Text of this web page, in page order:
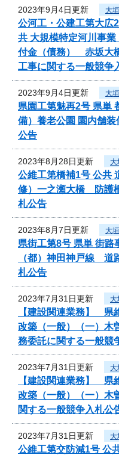
2023年9月4日更新 大
公河工・公建工第大広
共 大規模特定河川事
付金（債務） 赤坂大
工事に関する一般競争
2023年9月4日更新 大
県園工第魅再2号 県単
備）養老公園 園内舗
公告
2023年8月28日更新 大
公維工第橋補1号 公共
修）一之瀬大橋 防護
札公告
2023年8月7日更新 大
県街工第8号 県単 街
（都）神田神戸線 道
札公告
2023年7月31日更新 大
【建設関連業務】
改築（一般）（一）
務委託に関する一般競
2023年7月31日更新 大
【建設関連業務】
改築（一般）（一）
関する一般競争入札公
2023年7月31日更新 大
公維工第交防減1号 公